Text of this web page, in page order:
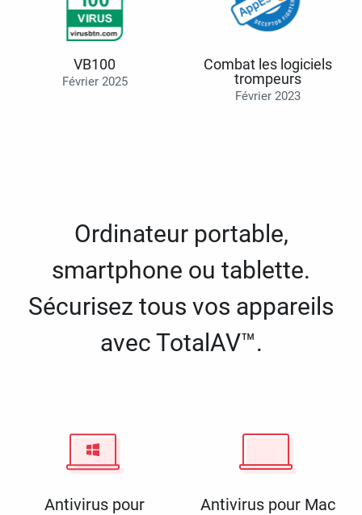
VB100
Février 2025
Combat les logiciels
trompeurs
Février 2023
Ordinateur portable,
smartphone ou tablette.
Sécurisez tous vos appareils
avec TotalAV™.
Antivirus pour
Antivirus pour Mac